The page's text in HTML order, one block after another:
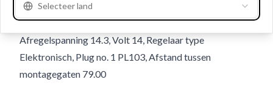
Details en beschrijving
Afregelspanning 14.3, Volt 14, Regelaar type
Elektronisch, Plug no. 1 PL103, Afstand tussen
montagegaten 79.00
Selecteer land